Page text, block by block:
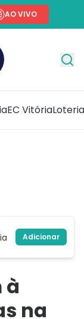
AO VIVO
EC Vitória
Adicionar
à
na